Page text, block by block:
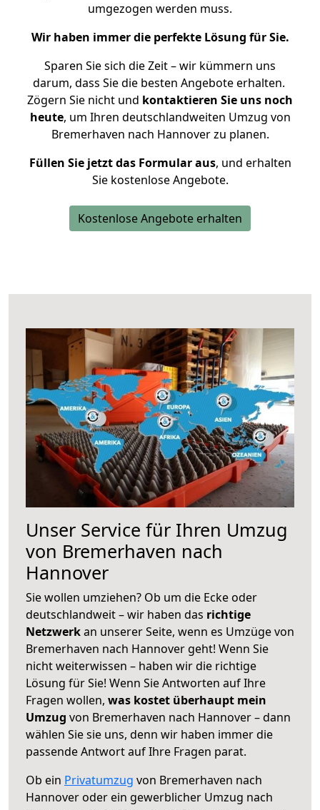
umgezogen werden muss.
Wir haben immer die perfekte Lösung für Sie.
Sparen Sie sich die Zeit – wir kümmern uns
darum, dass Sie die besten Angebote erhalten.
Zögern Sie nicht und kontaktieren Sie uns noch
heute, um Ihren deutschlandweiten Umzug von
Bremerhaven nach Hannover zu planen.
Füllen Sie jetzt das Formular aus, und erhalten
Sie kostenlose Angebote.
Kostenlose Angebote erhalten
Unser Service für Ihren Umzug
von Bremerhaven nach
Hannover
Sie wollen umziehen? Ob um die Ecke oder
deutschlandweit – wir haben das richtige
Netzwerkan unserer Seite, wenn es Umzüge von
Bremerhaven nach Hannover geht! Wenn Sie
nicht weiterwissen – haben wir die richtige
Lösung für Sie! Wenn Sie Antworten auf Ihre
Fragen wollen, was kostet überhaupt mein
Umzug von Bremerhaven nach Hannover – dann
wählen Sie sie uns, denn wir haben immer die
passende Antwort auf Ihre Fragen parat.
Ob ein Privatumzug von Bremerhaven nach
Hannover oder ein gewerblicher Umzug nach